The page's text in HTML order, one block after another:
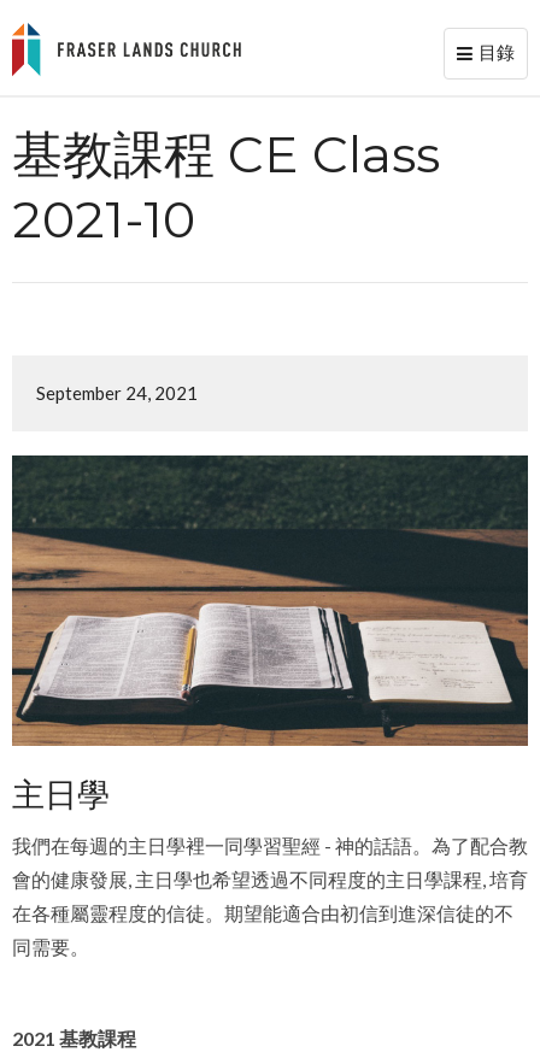
Toggle
目錄
基教課程 CE Class
2021-10
September 24, 2021
主日學
我們在每週的主日學裡一同學習聖經 - 神的話語。 為了配合教
會的健康發展, 主日學也希望透過不同程度的主日學課程, 培育
在各種屬靈程度的信徒。期望能適合由初信到進深信徒的不
同需要。
2021 基教課程